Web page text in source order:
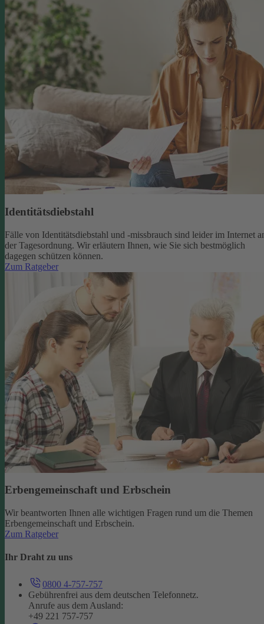
Identitätsdiebstahl
Fälle von Identitätsdiebstahl und -missbrauch sind leider im Internet
der Tagesordnung. Wir erläutern Ihnen, wie Sie sich bestmöglich
dagegen schützen können.
Zum Ratgeber
Erbengemeinschaft und Erbschein
Wir beantworten Ihnen alle wichtigen Fragen rund um die Themen
Erbengemeinschaft und Erbschein.
Zum Ratgeber
Ihr Draht zu uns
0800 4-757-757
Gebührenfrei aus dem deutschen Telefonnetz.
Anrufe aus dem Ausland:
+49 221 757-757